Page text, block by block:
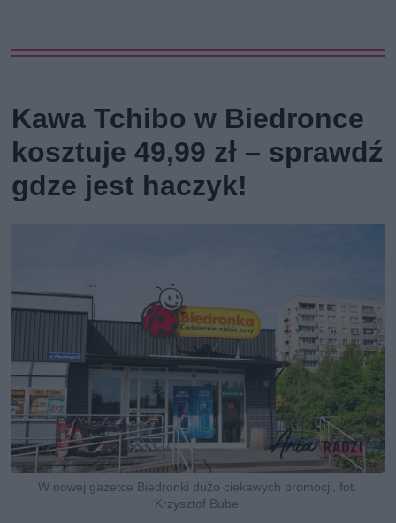
Kawa Tchibo w Biedronce
kosztuje 49,99 zł – sprawdź
gdze jest haczyk!
W nowej gazetce Biedronki dużo ciekawych promocji, fot.
Krzysztof Bubel